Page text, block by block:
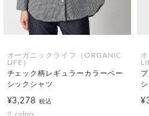
オーガニックライフ（ORGANIC
LIFE）
チェック柄レギュラーカラーベー
シックシャツ
¥3,278税込
2 colors